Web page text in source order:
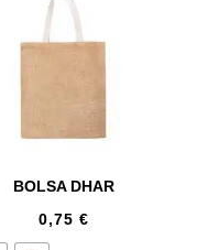
BOLSA DHAR
0,75€